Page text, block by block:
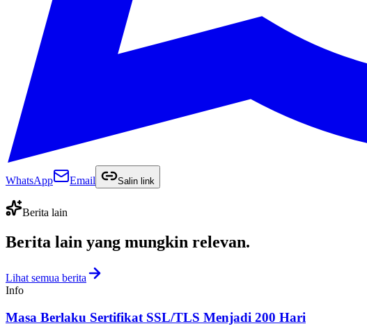
WhatsApp Email Salin link
Berita lain
Berita lain yang mungkin relevan.
Lihat semua berita
Info
Masa Berlaku Sertifikat SSL/TLS Menjadi 200 Hari